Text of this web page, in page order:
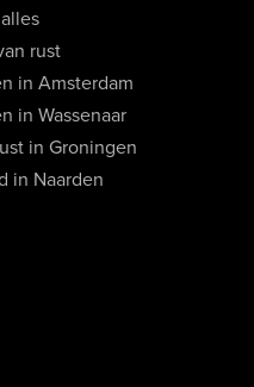
rust
in Amsterdam
in Wassenaar
in Groningen
in Naarden